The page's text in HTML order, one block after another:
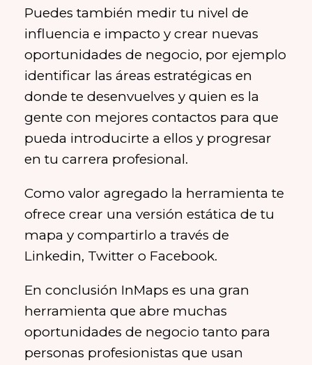
Puedes también medir tu nivel de
influencia e impacto y crear nuevas
oportunidades de negocio, por ejemplo
identificar las áreas estratégicas en
donde te desenvuelves y quien es la
gente con mejores contactos para que
pueda introducirte a ellos y progresar
en tu carrera profesional.
Como valor agregado la herramienta te
ofrece crear una versión estática de tu
mapa y compartirlo a través de
Linkedin, Twitter o Facebook.
En conclusión InMaps es una gran
herramienta que abre muchas
oportunidades de negocio tanto para
personas profesionistas que usan